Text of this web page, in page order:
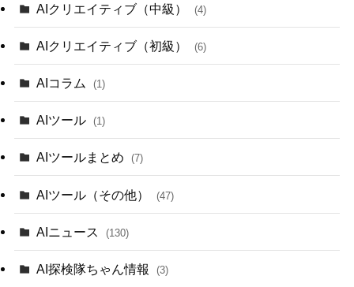
AIクリエイティブ（中級） (4)
AIクリエイティブ（初級） (6)
AIコラム (1)
AIツール (1)
AIツールまとめ (7)
AIツール（その他） (47)
AIニュース (130)
AI探検隊ちゃん情報 (3)